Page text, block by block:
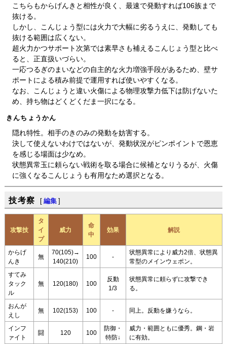
こちらもからげんきと相性が良く、最速で発動すれば106族まで
抜ける。
しかし、こんじょう型には火力で大幅に劣るうえに、発動しても
抜ける範囲は広くない。
超火力かつサポート次第では素早さも補えるこんじょう型と比べ
ると、正直扱いづらい。
一応つるぎのまいなどの自主的な火力増強手段があるため、壁サ
ポートによる積み前提で運用すれば使いやすくなる。
なお、こんじょうと違い火傷による物理攻撃力低下は防げないた
め、持ち物はどくどくだま一択になる。
きんちょうかん
隠れ特性。相手のきのみの発動を妨害する。
決して使えないわけではないが、発動状況がピンポイントで恩恵
を感じる場面は少なめ。
状態異常玉に頼らない戦術を取る場合に候補となりうるが、火傷
に強くなるこんじょうも有用なため選択となる。
技考察 [ 編集 ]
攻撃技
タ
イ
プ
威力
命
中
効果 解説
からげ
んき
無
70(105)→
140(210)
100 -
状態異常により威力2倍、状態異
常型のメインウェポン。
すてみ
タック
ル
無 120(180) 100
反動
1/3
状態異常に頼らずに攻撃でき
る。
おんが
えし
無 102(153) 100 - 同上。反動を嫌うなら。
インフ
ァイト
闘 120 100
防御・
特防↓
威力・範囲ともに優秀。鋼・岩
に有効。